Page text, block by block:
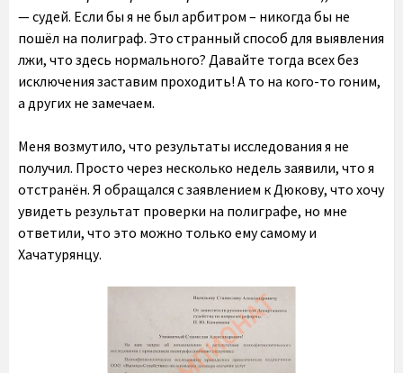
— судей. Если бы я не был арбитром – никогда бы не
пошёл на полиграф. Это странный способ для выявления
лжи, что здесь нормального? Давайте тогда всех без
исключения заставим проходить! А то на кого-то гоним,
а других не замечаем.
Меня возмутило, что результаты исследования я не
получил. Просто через несколько недель заявили, что я
отстранён. Я обращался с заявлением к Дюкову, что хочу
увидеть результат проверки на полиграфе, но мне
ответили, что это можно только ему самому и
Хачатурянцу.